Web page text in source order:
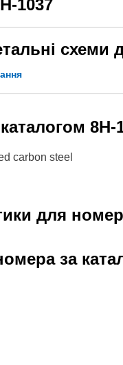
1037
схеми
8H-
carbon steel
для
за